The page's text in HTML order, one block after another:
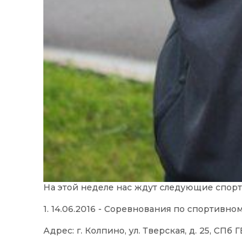
На этой неделе нас ждут следующие
1. 14.06.2016 - Соревнования по
Адрес: г. Колпино, ул. Тверская, д. 25, СПб